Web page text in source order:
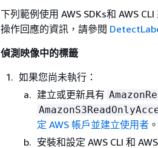
下列範例使用 AWS SDKs和 AWS CLI
操作回應的資訊，請參閱
偵測映像中的標籤
如果您尚未執行：
建立或更新具有
定 AWS 帳戶並建立使用者 。
安裝和設定 AWS CLI 和